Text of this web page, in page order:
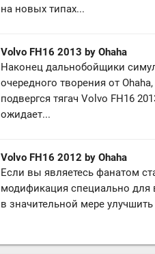
на новых типах...
Volvo FH16 2013 by Ohaha
Наконец дальнобойщики
очередного творения от
подвергся тягач Volvo FH16
ожидает...
Volvo FH16 2012 by Ohaha
Если вы являетесь фанатом
модификация специально для
в значительной мере